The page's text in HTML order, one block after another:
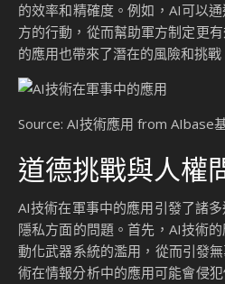
的效率和精確度。例如，AI可以
方的行動，從而幫助軍方制定更
的應用也帶來了潛在的風險和挑戰
Source: AI技術應用 from AIbase
道德挑戰與人權
AI技術在軍事中的應用引發了諸
隱私方面的問題。首先，AI技術
動化武器系統的濫用，從而引發
術在情報分析中的應用可能會侵